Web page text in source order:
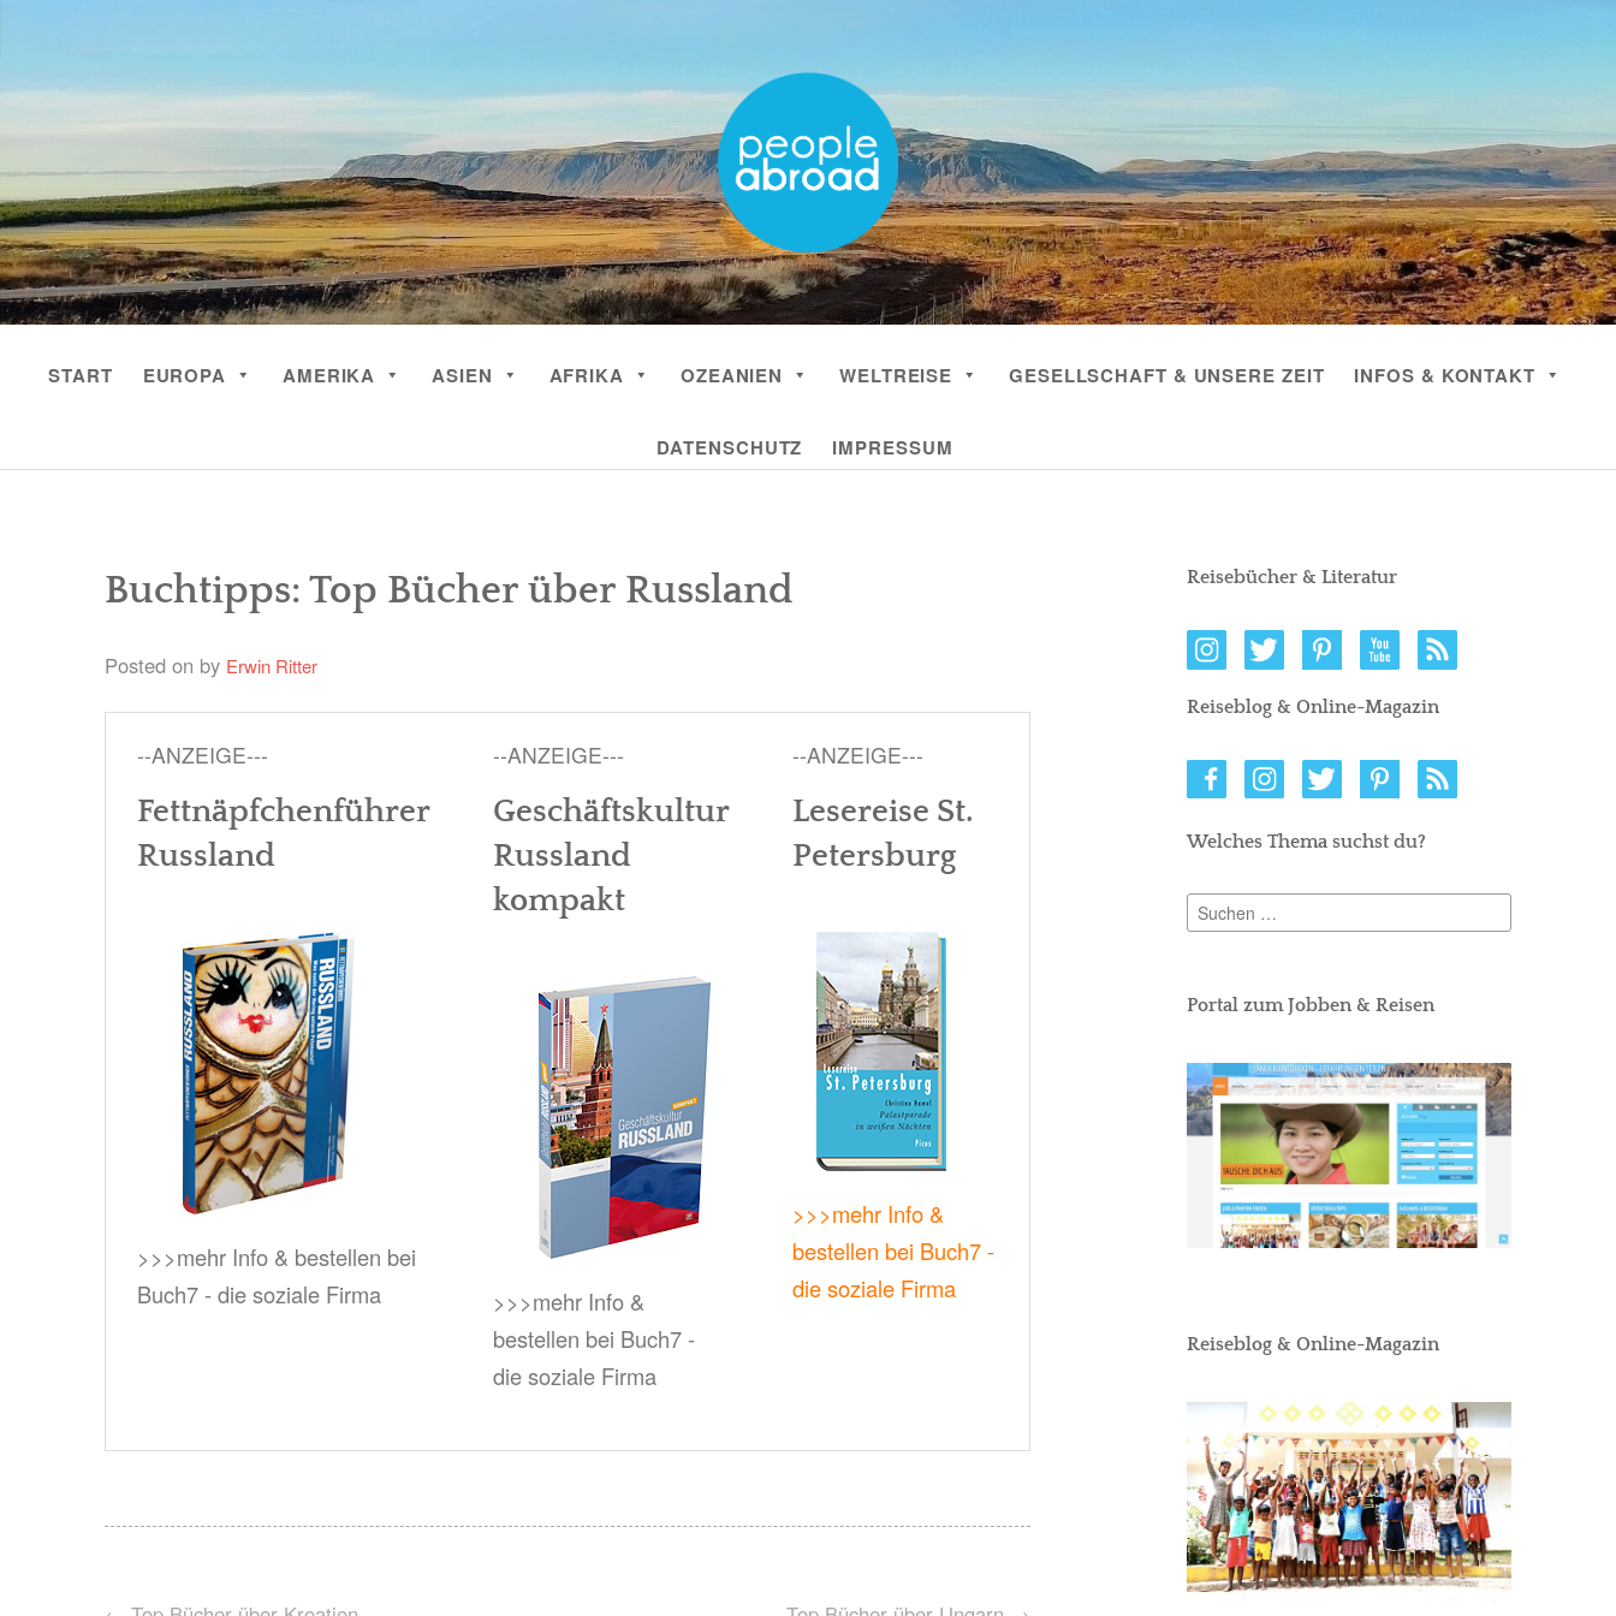
content
START EUROPA AMERIKA ASIEN AFRIKA OZEANIEN WELTREISE GESELLSCHAFT & UNSERE ZEIT INFOS & KONTAKT
DATENSCHUTZ IMPRESSUM
Buchtipps: Top Bücher über Russland
Posted on by Erwin Ritter
--ANZEIGE---
Fettnäpfchenführer
Russland
>>>mehr Info & bestellen bei
Buch7 - die soziale Firma
--ANZEIGE---
Geschäftskultur
Russland
kompakt
>>>mehr Info &
bestellen bei Buch7 -
die soziale Firma
--ANZEIGE---
Lesereise St.
Petersburg
>>>mehr Info &
bestellen bei Buch7 -
die soziale Firma
Reisebücher & Literatur
Reiseblog & Online-Magazin
Welches Thema suchst du?
Suchen
nach:
Portal zum Jobben & Reisen
Reiseblog & Online-Magazin